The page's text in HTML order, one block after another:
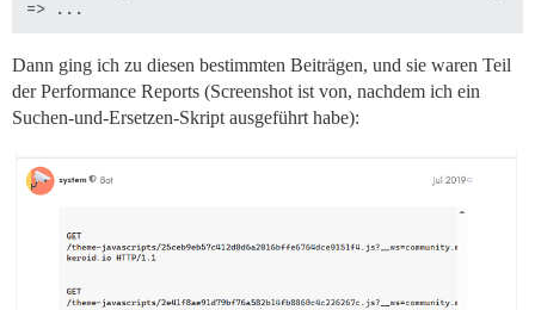
Dann ging ich zu diesen bestimmten Beiträgen, und sie waren Teil
der Performance Reports (Screenshot ist von, nachdem ich ein
Suchen-und-Ersetzen-Skript ausgeführt habe):